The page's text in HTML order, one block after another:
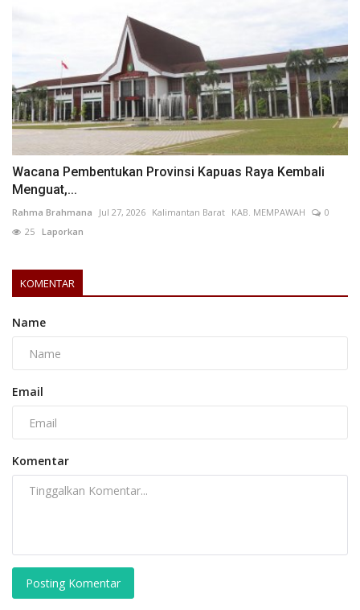
Wacana Pembentukan Provinsi Kapuas Raya Kembali
Menguat,...
Rahma Brahmana Jul 27, 2026 Kalimantan Barat KAB. MEMPAWAH
0
25 Laporkan
KOMENTAR
Name
Email
Komentar
Posting Komentar